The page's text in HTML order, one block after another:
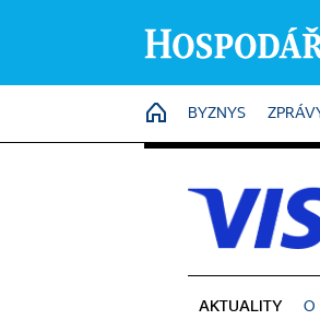
HOME
BYZNYS
AKTUALITY O